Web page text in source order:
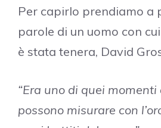
Per capirlo prendiamo a
parole di un uomo con
è stata tenera, David
“Era uno di quei momenti
possono misurare con